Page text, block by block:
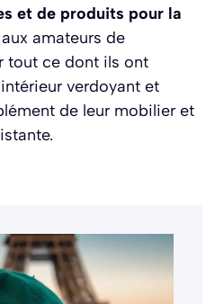
et de produits pour la
amateurs de
tout ce dont ils ont
verdoyant et
de leur mobilier et